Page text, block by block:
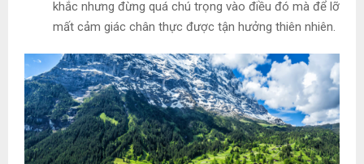
khắc nhưng đừng quá chú trọng vào điều đó mà để lỡ
mất cảm giác chân thực được tận hưởng thiên nhiên.